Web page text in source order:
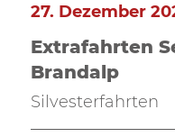
Extrafahrten
Brandalp
27. Dezember
Silvesterfahrten